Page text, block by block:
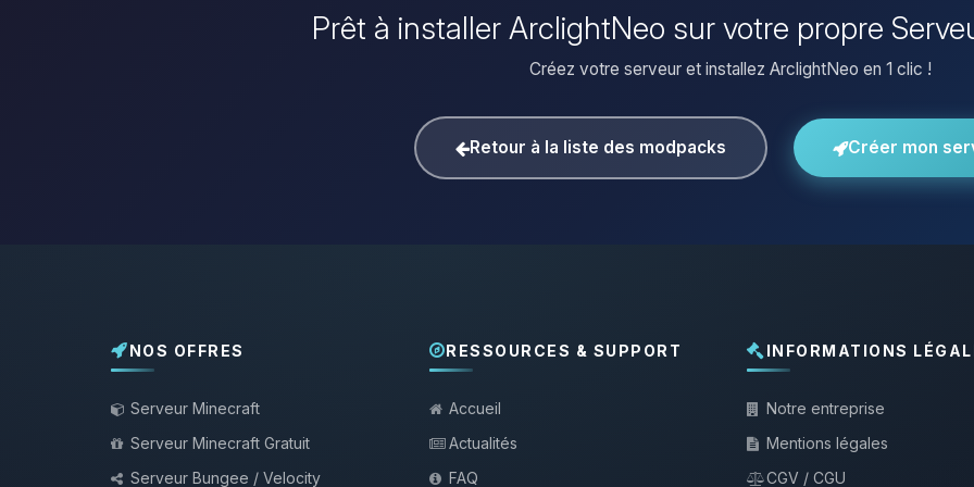
Prêt à installer ArclightNeo sur votre propre
Créez votre serveur et installez ArclightNeo en 1 clic !
Retour à la liste des modpacks Créer mon
NOS OFFRES
Serveur Minecraft
Serveur Minecraft Gratuit
Serveur Bungee / Velocity
RESSOURCES & SUPPORT
Accueil
Actualités
FAQ
INFORMATIONS
Notre entreprise
Mentions légales
CGV / CGU